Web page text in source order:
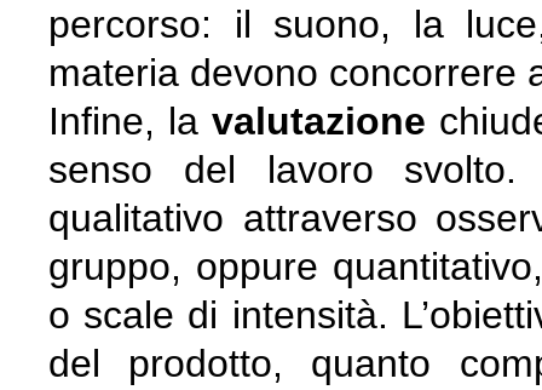
percorso: il suono, la
materia devono concorrere
Infine, la valutazione
senso del lavoro
qualitativo attraverso
gruppo, oppure
o scale di intensità.
del prodotto, quanto